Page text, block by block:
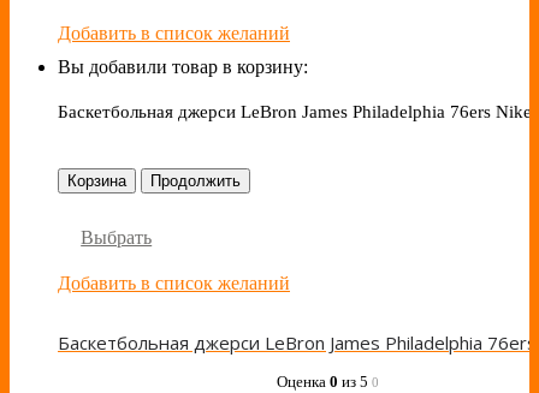
Добавить в список желаний
Вы добавили товар в корзину:
Баскетбольная джерси LeBron James Philadelphia 76ers Nike
Корзина Продолжить
Выбрать
Добавить в список желаний
Оценка 0 из 5 0